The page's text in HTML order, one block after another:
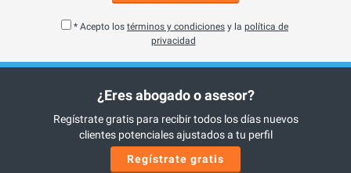
* Acepto los términos y condiciones y la política de
privacidad
¿Eres abogado o asesor?
Regístrate gratis para recibir todos los días nuevos
clientes potenciales ajustados a tu perfil
Regístrate gratis